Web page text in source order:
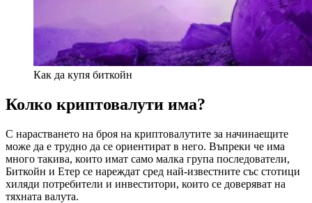
Как да купя биткойн
Колко криптовалути има?
С нарастването на броя на криптовалутите за начинаещите
може да е трудно да се ориентират в него. Въпреки че има
много такива, които имат само малка група последователи,
Биткойн и Етер се нареждат сред най-известните със стотици
хиляди потребители и инвеститори, които се доверяват на
тяхната валута.